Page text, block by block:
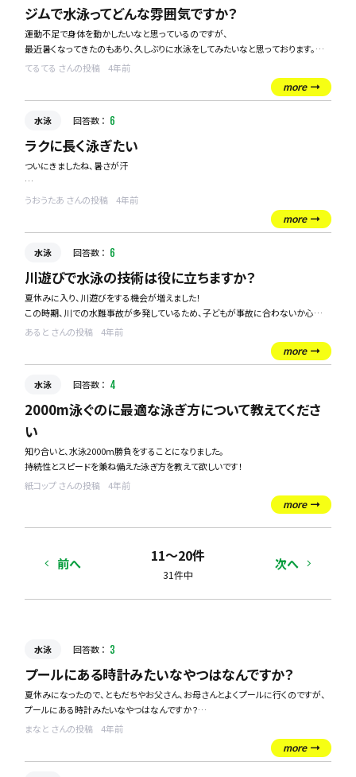
私は以前は、自宅近くのジムにあるプールによく通っていて、会社の帰りとかに寄
っていたのですが、最近は仕事が忙しく思うように行けておりません。
もう少し気軽に行けるところがあればいいなと思い、質問させて頂きました。
みなさんのプールの楽しみ方も合わせて教えてくれたら嬉しいです！
ジムで水泳ってどんな雰囲気ですか？
運動不足で身体を動かしたいなと思っているのですが、
最近暑くなってきたのもあり、久しぶりに水泳をしてみたいなと思っております。
近くのジムにプールがあると聞き、通ってみたいなと考えております。
きなりは厳しいと思うのですが、ジムでプールを利用していく際に、周りに迷惑をか
けないか不安です。
初心者コースのように、レベル別でコースなど分かれているのでしょうか。
休憩しながら泳ぎたいので、自分のペースを維持しながら泳げるジムってあるので
しょうか。
てるてる さんの投稿
4年前
more
水泳 回答数 ： 6
ラクに長く泳ぎたい
ついにきましたね、暑さが汗
暑い時期に私が行きたくなるのはプールです。
幼いころから水泳教室に通っていたこともあり、この時期になるとプールへ行きた
以前、家の近くにある市民プールに行った際に、隣のコースで優雅に長い距離を泳
いでいる方がおり、私もあんな感じで泳いでみたいのですが、いつも全力で泳ぎ、50
mくらいでゼーゼー言って疲れてしまいます。
ゆっくりでいいので、長い距離を泳げるようになる秘訣ってあったりしますか？
隣のコースから羨ましいと思われるような泳ぎをしてみたいです笑
うおうたあ さんの投稿
4年前
more
水泳 回答数 ： 6
川遊びで水泳の技術は役に立ちますか？
夏休みに入り、川遊びをする機会が増えました！
この時期、川での水難事故が多発しているため、子どもが事故に合わないか心配し
ています。
あると さんの投稿
4年前
more
水泳 回答数 ： 4
2000m泳ぐのに最適な泳ぎ方について教えてくださ
い
知り合いと、水泳2000m勝負をすることになりました。
持続性とスピードを兼ね備えた泳ぎ方を教えて欲しいです！
紙コップ さんの投稿
4年前
more
11〜20件
31件中
前へ 次へ
水泳 回答数 ： 3
プールにある時計みたいなやつはなんですか？
夏休みになったので、ともだちやお父さん、お母さんとよくプールに行くのですが、
プールにある時計みたいなやつはなんですか？
ふつうの時計とちがってグルグルたくさん回っていて面白いです。
まなと さんの投稿
4年前
more